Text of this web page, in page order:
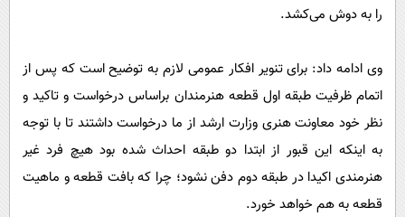
حیات وحش
سیاست خارجی
را به دوش می‌کشد.
وی ادامه داد: برای تنویر افکار عمومی لازم به توضیح است که پس از
اتمام ظرفیت طبقه اول قطعه هنرمندان براساس درخواست و تاکید و
نظر خود معاونت هنری وزارت ارشد از ما درخواست داشتند تا با توجه
به اینکه این قبور از ابتدا دو طبقه احداث شده بود هیچ فرد غیر
هنرمندی اکیدا در طبقه دوم دفن نشود؛ چرا که بافت قطعه و ماهیت
قطعه به هم خواهد خورد.